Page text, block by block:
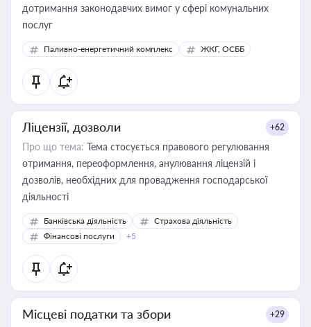
дотримання законодавчих вимог у сфері комунальних
послуг
Паливно-енергетичний комплекс ЖКГ, ОСББ
Ліцензії, дозволи +62
Про що тема: Тема стосується правового регулювання
отримання, переоформлення, анулювання ліцензій і
дозволів, необхідних для провадження господарської
діяльності
Банківська діяльність
Страхова діяльність
Фінансові послуги
+5
Місцеві податки та збори +29